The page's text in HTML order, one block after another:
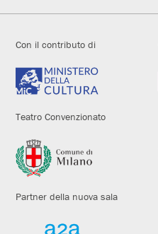
Con il contributo di
Teatro Convenzionato
Partner della nuova sala